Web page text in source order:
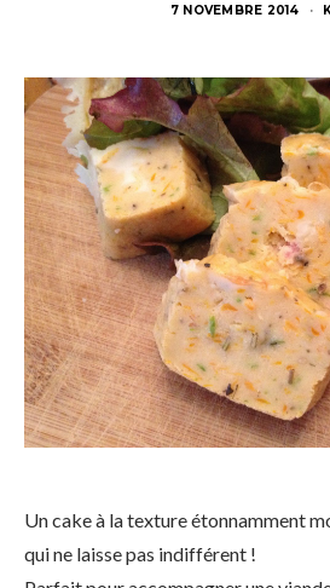
7 NOVEMBRE 2014
Un cake à la texture étonnamment
qui ne laisse pas indifférent !